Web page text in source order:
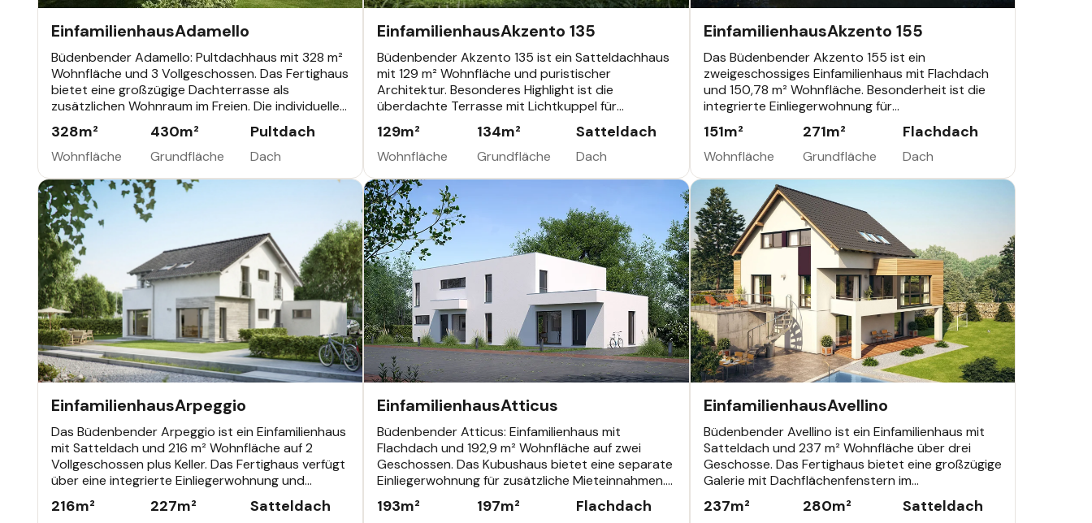
EinfamilienhausAdamello
Büdenbender Adamello: Pultdachhaus mit 328 m²
Wohnfläche und 3 Vollgeschossen. Das Fertighaus
bietet eine großzügige Dachterrasse als
zusätzlichen Wohnraum im Freien. Die individuelle
Planung ermöglicht maßgeschneiderte
Anpassungen an persönliche Wohnbedürfnisse.
328m²
Wohnfläche
430m²
Grundfläche
Pultdach
Dach
EinfamilienhausAkzento 135
Büdenbender Akzento 135 ist ein Satteldachhaus
mit 129 m² Wohnfläche und puristischer
Architektur. Besonderes Highlight ist die
überdachte Terrasse mit Lichtkuppel für
ganzjährige Nutzung. Als KfW-förderfähiges
Fertighaus mit Einliegerwohnung individuell
planbar.
129m²
Wohnfläche
134m²
Grundfläche
Satteldach
Dach
EinfamilienhausAkzento 155
Das Büdenbender Akzento 155 ist ein
zweigeschossiges Einfamilienhaus mit Flachdach
und 150,78 m² Wohnfläche. Besonderheit ist die
integrierte Einliegerwohnung für
Mehrgenerationen-Wohnen oder Vermietung.
Grundriss und Ausstattung werden individuell mit
eigenen Architekten geplant.
151m²
Wohnfläche
271m²
Grundfläche
Flachdach
Dach
EinfamilienhausArpeggio
Das Büdenbender Arpeggio ist ein Einfamilienhaus
mit Satteldach und 216 m² Wohnfläche auf 2
Vollgeschossen plus Keller. Das Fertighaus verfügt
über eine integrierte Einliegerwohnung und
moderne offene Raumgestaltung im Erdgeschoss.
Individuell planbar mit der innovativen Klimawand
216m² 227m² Satteldach
EinfamilienhausAtticus
Büdenbender Atticus: Einfamilienhaus mit
Flachdach und 192,9 m² Wohnfläche auf zwei
Geschossen. Das Kubushaus bietet eine separate
Einliegerwohnung für zusätzliche Mieteinnahmen.
Individuelle Architektenplanung ermöglicht
passgenaue Grundrissgestaltung.
193m² 197m² Flachdach
EinfamilienhausAvellino
Büdenbender Avellino ist ein Einfamilienhaus mit
Satteldach und 237 m² Wohnfläche über drei
Geschosse. Das Fertighaus bietet eine großzügige
Galerie mit Dachflächenfenstern im
Dachgeschoss. Individuelle Planung durch eigene
Architekten ermöglicht Anpassungen an
237m² 280m² Satteldach